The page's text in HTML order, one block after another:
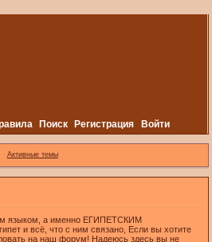
Поиск Регистрация Войти
Активные темы
языком, а именно ЕГИПЕТСКИМ
и всё, что с ним связано, Если вы хотите
на наш форум! Надеюсь здесь вы не